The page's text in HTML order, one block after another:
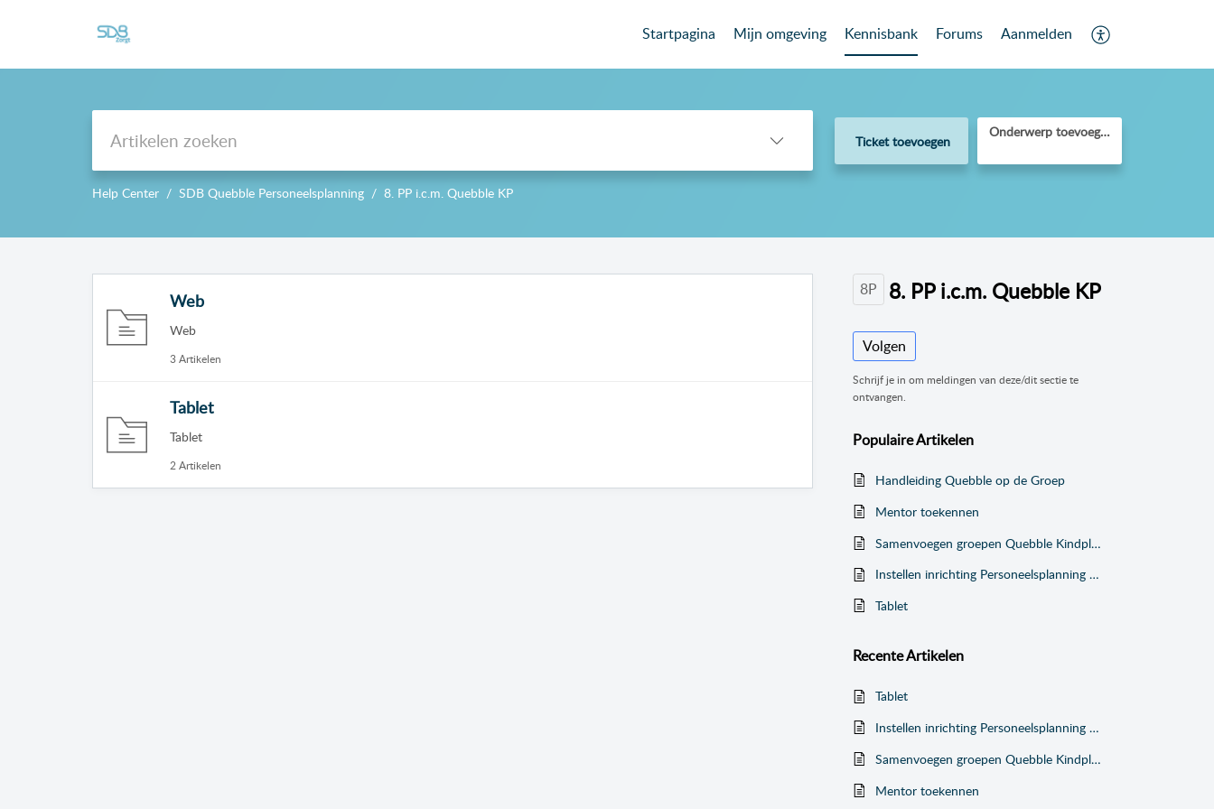
Startpagina Mijn omgeving Kennisbank Forums Aanmelden
Ticket toevoegen
Onderwerp toevoegen
Help Center SDB Quebble Personeelsplanning 8. PP i.c.m. Quebble KP
Web
Web
3 Artikelen
Tablet
Tablet
2 Artikelen
8P 8. PP i.c.m. Quebble KP
Volgen
Schrijf je in om meldingen van deze/dit sectie te
ontvangen.
PopulaireArtikelen
Handleiding Quebble op de Groep
Mentor toekennen
Samenvoegen groepen Quebble Kindplanning en Personeelsplanning (web)
Instellen inrichting Personeelsplanning met Kindplanning
Tablet
RecenteArtikelen
Tablet
Instellen inrichting Personeelsplanning met Kindplanning
Samenvoegen groepen Quebble Kindplanning en Personeelsplanning (web)
Mentor toekennen